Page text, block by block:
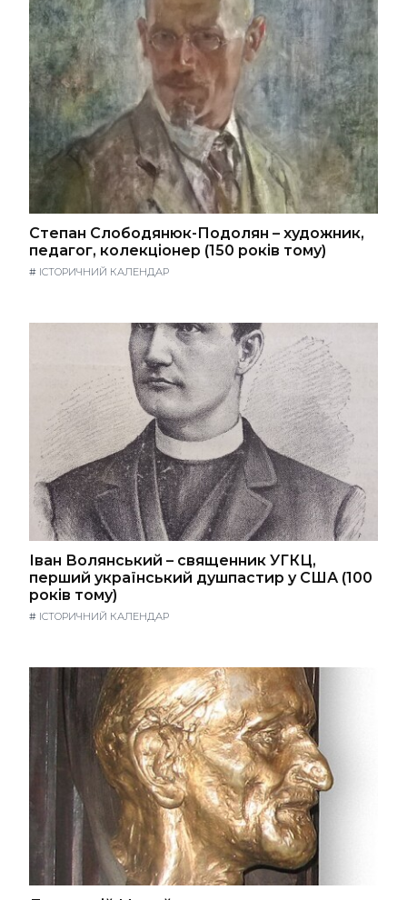
Степан Слободянюк-Подолян – художник,
педагог, колекціонер (150 років тому)
# ІСТОРИЧНИЙ КАЛЕНДАР
Іван Волянський – священник УГКЦ,
перший український душпастир у США (100
років тому)
# ІСТОРИЧНИЙ КАЛЕНДАР